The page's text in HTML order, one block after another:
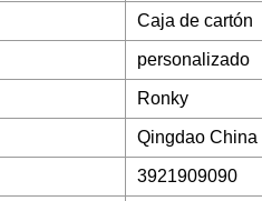
Caja de cartón
personalizado
Ronky
Qingdao China
3921909090